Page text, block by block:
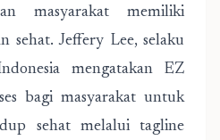
masyarakat memiliki
sehat. Jeffery Lee, selaku
mengatakan EZ
bagi masyarakat untuk
sehat melalui tagline